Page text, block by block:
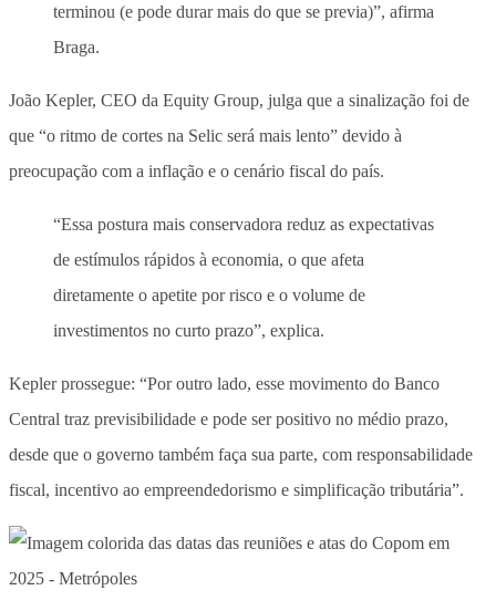
terminou (e pode durar mais do que se previa)”, afirma
Braga.
João Kepler, CEO da Equity Group, julga que a sinalização foi de
que “o ritmo de cortes na Selic será mais lento” devido à
preocupação com a inflação e o cenário fiscal do país.
“Essa postura mais conservadora reduz as expectativas
de estímulos rápidos à economia, o que afeta
diretamente o apetite por risco e o volume de
investimentos no curto prazo”, explica.
Kepler prossegue: “Por outro lado, esse movimento do Banco
Central traz previsibilidade e pode ser positivo no médio prazo,
desde que o governo também faça sua parte, com responsabilidade
fiscal, incentivo ao empreendedorismo e simplificação tributária”.